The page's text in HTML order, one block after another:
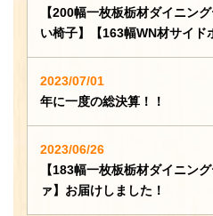
【200幅一枚板栃材ダイニン
い椅子】【163幅WN材サイド
2023/07/01
年に一度の総決算！！
2023/06/26
【183幅一枚板栃材ダイニン
ァ】お届けしました！